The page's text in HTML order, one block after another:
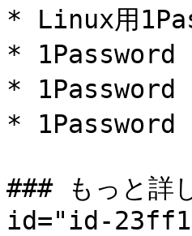
* Linux用
* 1Password
*
*
### もっと
id="id-